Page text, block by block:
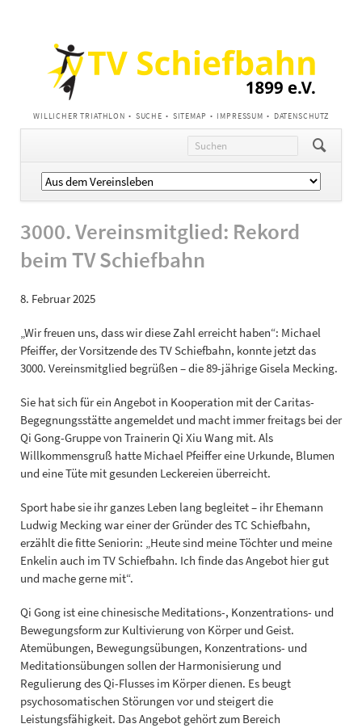
NAVIGATION
ÜBERSPRINGEN
WILLICHER TRIATHLON SUCHE SITEMAP IMPRESSUM DATENSCHUTZ
Navigation
3000. Vereinsmitglied: Rekord
beim TV Schiefbahn
8. Februar 2025
„Wir freuen uns, dass wir diese Zahl erreicht haben“: Michael
Pfeiffer, der Vorsitzende des TV Schiefbahn, konnte jetzt das
3000. Vereinsmitglied begrüßen – die 89-jährige Gisela Mecking.
Sie hat sich für ein Angebot in Kooperation mit der Caritas-
Begegnungsstätte angemeldet und macht immer freitags bei der
Qi Gong-Gruppe von Trainerin Qi Xiu Wang mit. Als
Willkommensgruß hatte Michael Pfeiffer eine Urkunde, Blumen
und eine Tüte mit gesunden Leckereien überreicht.
Sport habe sie ihr ganzes Leben lang begleitet – ihr Ehemann
Ludwig Mecking war einer der Gründer des TC Schiefbahn,
erzählt die fitte Seniorin: „Heute sind meine Töchter und meine
Enkelin auch im TV Schiefbahn. Ich finde das Angebot hier gut
und mache gerne mit“.
Qi Gong ist eine chinesische Meditations-, Konzentrations- und
Bewegungsform zur Kultivierung von Körper und Geist.
Atemübungen, Bewegungsübungen, Konzentrations- und
Meditationsübungen sollen der Harmonisierung und
Regulierung des Qi-Flusses im Körper dienen. Es beugt
psychosomatischen Störungen vor und steigert die
Leistungsfähigkeit. Das Angebot gehört zum Bereich